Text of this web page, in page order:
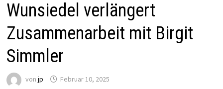
Wunsiedel verlängert
Zusammenarbeit mit Birgit
Simmler
vonjp Februar 10, 2025